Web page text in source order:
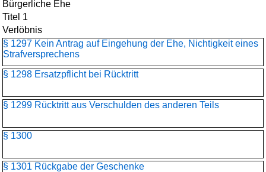
Bürgerliche Ehe
Titel 1
Verlöbnis
§ 1297 Kein Antrag auf Eingehung der Ehe, Nichtigkeit eines
Strafversprechens
§ 1298 Ersatzpflicht bei Rücktritt
§ 1299 Rücktritt aus Verschulden des anderen Teils
§ 1300
§ 1301 Rückgabe der Geschenke